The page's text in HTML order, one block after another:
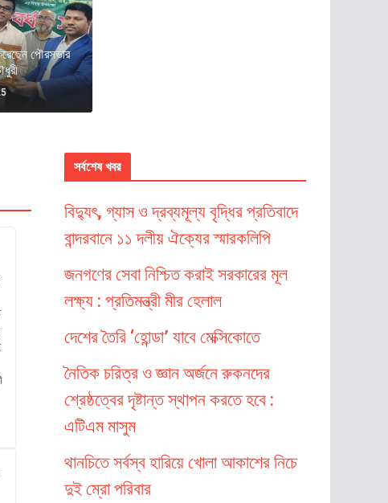
পৌরসভার
সর্বশেষ খবর
বিদ্যুৎ, গ্যাস ও দ্রব্যমূল্য বৃদ্ধির প্রতিবাদে
বান্দরবানে ১১ দলীয় ঐক্যের স্মারকলিপি
জনগণের সেবা নিশ্চিত করাই সরকারের মূল
লক্ষ্য : প্রতিমন্ত্রী মীর হেলাল
দেশের তৈরি ‘হোন্ডা’ যাবে মেক্সিকোতে
নৈতিক চরিত্র ও জ্ঞান অর্জনে রুকনদের
শ্রেষ্ঠত্বের দৃষ্টান্ত স্থাপন করতে হবে :
এটিএম মাসুম
থানচিতে সর্বস্ব হারিয়ে খোলা আকাশের নিচে
দুই ম্রো পরিবার